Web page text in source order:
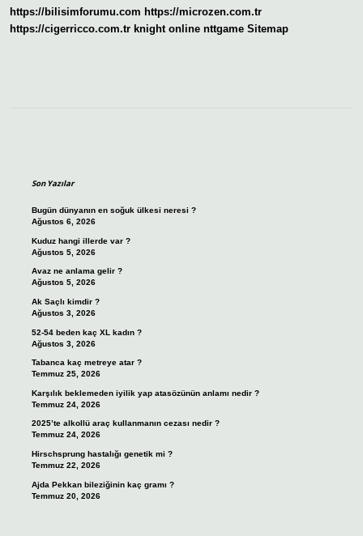
https://bilisimforumu.com https://microzen.com.tr
https://cigerricco.com.tr knight online nttgame Sitemap
Son Yazılar
Bugün dünyanın en soğuk ülkesi neresi ?
Ağustos 6, 2026
Kuduz hangi illerde var ?
Ağustos 5, 2026
Avaz ne anlama gelir ?
Ağustos 5, 2026
Ak Saçlı kimdir ?
Ağustos 3, 2026
52-54 beden kaç XL kadın ?
Ağustos 3, 2026
Tabanca kaç metreye atar ?
Temmuz 25, 2026
Karşılık beklemeden iyilik yap atasözünün anlamı nedir ?
Temmuz 24, 2026
2025’te alkollü araç kullanmanın cezası nedir ?
Temmuz 24, 2026
Hirschsprung hastalığı genetik mi ?
Temmuz 22, 2026
Ajda Pekkan bileziğinin kaç gramı ?
Temmuz 20, 2026